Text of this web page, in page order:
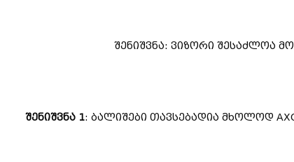
შენიშვნა: ვიზორი შესაძლოა
შენიშვნა 1: ბალიშები თავსებადია მხოლოდ